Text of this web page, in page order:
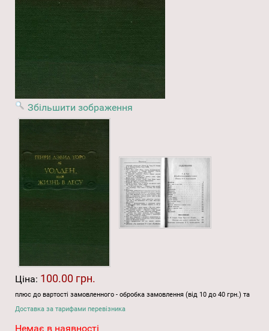
Збільшити зображення
Ціна: 100.00 грн.
плюс до вартості замовленного - обробка замовлення (від 10 до 40 грн.) та
Доставка за тарифами перевізника
Немає в наявності